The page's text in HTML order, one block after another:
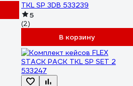
TKL SP 3DB 533239
5
(2)
В корзину